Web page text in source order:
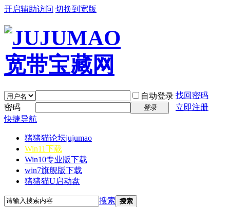
开启辅助访问 切换到宽版
自动登录 找回密码
密码
登录
立即注册
快捷导航
猪猪猫论坛jujumao
Win11下载
Win10专业版下载
win7旗舰版下载
猪猪猫U启动盘
搜索 搜索